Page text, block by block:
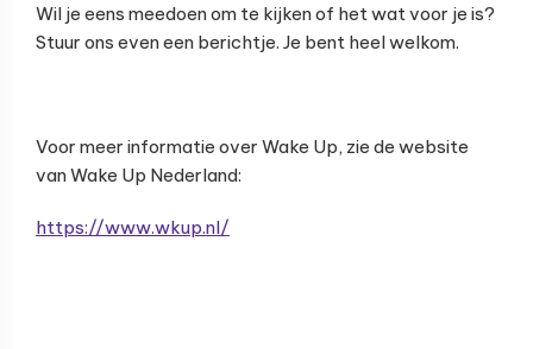
Wil je eens meedoen om te kijken of het wat voor je is?
Stuur ons even een berichtje. Je bent heel welkom.
Voor meer informatie over Wake Up, zie de website
van Wake Up Nederland:
https://www.wkup.nl/